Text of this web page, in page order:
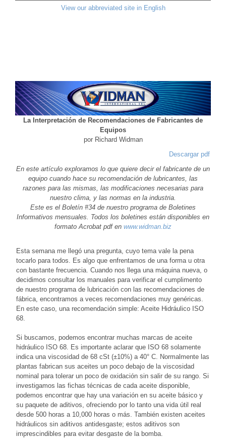
View our abbreviated site in English
La Interpretación de Recomendaciones de Fabricantes de
Equipos
por Richard Widman
Descargar pdf
En este artículo exploramos lo que quiere decir el fabricante de un
equipo cuando hace su recomendación de lubricantes, las
razones para las mismas, las modificaciones necesarias para
nuestro clima, y las normas en la industria.
Este es el Boletín #34 de nuestro programa de Boletines
Informativos mensuales. Todos los boletines están disponibles en
formato Acrobat pdf en www.widman.biz
Esta semana me llegó una pregunta, cuyo tema vale la pena
tocarlo para todos. Es algo que enfrentamos de una forma u otra
con bastante frecuencia. Cuando nos llega una máquina nueva, o
decidimos consultar los manuales para verificar el cumplimento
de nuestro programa de lubricación con las recomendaciones de
fábrica, encontramos a veces recomendaciones muy genéricas.
En este caso, una recomendación simple: Aceite Hidráulico ISO
68.
Si buscamos, podemos encontrar muchas marcas de aceite
hidráulico ISO 68. Es importante aclarar que ISO 68 solamente
indica una viscosidad de 68 cSt (±10%) a 40° C. Normalmente las
plantas fabrican sus aceites un poco debajo de la viscosidad
nominal para tolerar un poco de oxidación sin salir de su rango. Si
investigamos las fichas técnicas de cada aceite disponible,
podemos encontrar que hay una variación en su aceite básico y
su paquete de aditivos, ofreciendo por lo tanto una vida útil real
desde 500 horas a 10,000 horas o más. También existen aceites
hidráulicos sin aditivos antidesgaste; estos aditivos son
imprescindibles para evitar desgaste de la bomba.